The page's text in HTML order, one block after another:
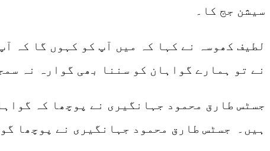
سیشن جج کا۔
لطیف کھوسہ نے کہا کہ میں آپ کو کہوں گا کہ
نے تو ہمارے گواہان کو سننا بھی گوارہ نہ
جسٹس طارق محمود جہانگیری نے پوچھا کہ
ہیں۔ جسٹس طارق محمود جہانگیری نے پوچھا